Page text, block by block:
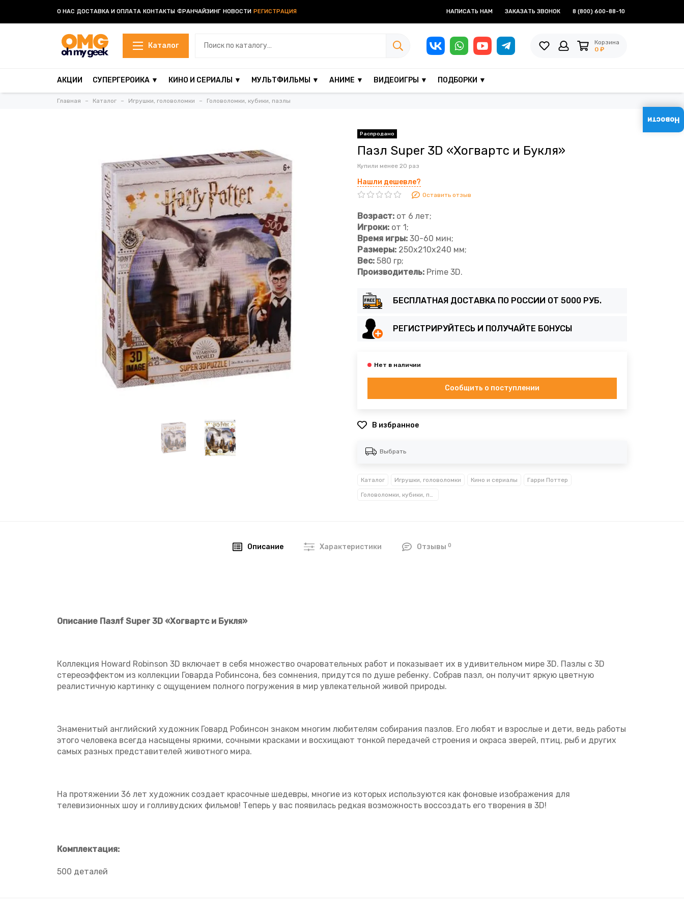
О НАС ДОСТАВКА И ОПЛАТА КОНТАКТЫ ФРАНЧАЙЗИНГ РЕГИСТРАЦИЯ
НОВОСТИ НАПИСАТЬ НАМ ЗАКАЗАТЬ ЗВОНОК 8 (800) 600-88-10
Каталог
Корзина
0 ₽
АКЦИИ СУПЕРГЕРОИКА ▼ КИНО И СЕРИАЛЫ ▼ МУЛЬТФИЛЬМЫ ▼ АНИМЕ ▼ ВИДЕОИГРЫ ▼ ПОДБОРКИ ▼
Главная Каталог Игрушки, головоломки Головоломки, кубики, пазлы
Пазл Super 3D «Хогвартс и Букля»
Купили менее 20 раз
Нашли дешевле?
Оставить отзыв
Возраст: от 6 лет;
Игроки: от 1;
Время игры: 30-60 мин;
Размеры: 250х210х240 мм;
Вес: 580 гр;
Производитель: Prime 3D.
БЕСПЛАТНАЯ ДОСТАВКА ПО РОССИИ ОТ 5000 РУБ.
РЕГИСТРИРУЙТЕСЬ И ПОЛУЧАЙТЕ БОНУСЫ
Сообщить о поступлении
В избранное
Выбрать
Каталог Игрушки, головоломки Кино и сериалы Гарри Поттер
Головоломки, кубики, пазлы
Описание Характеристики Отзывы 0
Описание Пазлf Super 3D «Хогвартс и Букля»
Коллекция Howard Robinson 3D включает в себя множество очаровательных работ и показывает их в удивительном мире 3D. Пазлы с 3D
стереоэффектом из коллекции Говарда Робинсона, без сомнения, придутся по душе ребенку. Собрав пазл, он получит яркую цветную
реалистичную картинку с ощущением полного погружения в мир увлекательной живой природы.
Знаменитый английский художник Говард Робинсон знаком многим любителям собирания пазлов. Его любят и взрослые и дети, ведь работы
этого человека всегда насыщены яркими, сочными красками и восхищают тонкой передачей строения и окраса зверей, птиц, рыб и других
самых разных представителей животного мира.
На протяжении 36 лет художник создает красочные шедевры, многие из которых используются как фоновые изображения для
телевизионных шоу и голливудских фильмов! Теперь у вас появилась редкая возможность воссоздать его творения в 3D!
Комплектация:
500 деталей
Новости